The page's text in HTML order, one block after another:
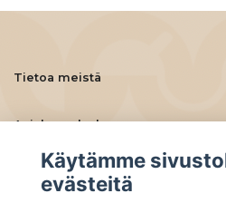
Tietoa meistä
Asiakaspalvelu
Lue lisää
Käytämme
evästeitä